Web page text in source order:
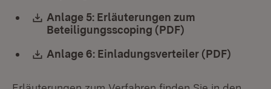
Download:
Anlage 5: Erläuterungen zum
Beteiligungsscoping (PDF)
Download:
Anlage 6: Einladungsverteiler (PDF)